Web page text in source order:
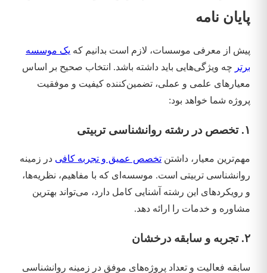
پایان نامه
پیش از معرفی موسسات، لازم است بدانیم که یک موسسه
برتر چه ویژگی‌هایی باید داشته باشد. انتخاب صحیح بر اساس
معیارهای علمی و عملی، تضمین‌کننده کیفیت و موفقیت
پروژه شما خواهد بود:
۱. تخصص در رشته روانشناسی تربیتی
مهم‌ترین معیار، داشتن تخصص عمیق و تجربه کافی در زمینه
روانشناسی تربیتی است. موسسه‌ای که با مفاهیم، نظریه‌ها،
و رویکردهای این رشته آشنایی کامل دارد، می‌تواند بهترین
مشاوره و خدمات را ارائه دهد.
۲. تجربه و سابقه درخشان
سابقه فعالیت و تعداد پروژه‌های موفق در زمینه روانشناسی